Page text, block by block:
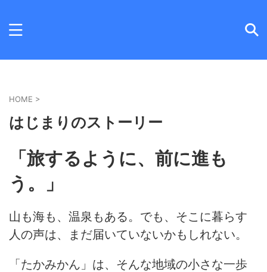
HOME >
はじまりのストーリー
「旅するように、前に進も
う。」
山も海も、温泉もある。でも、そこに暮らす
人の声は、まだ届いていないかもしれない。
「たかみかん」は、そんな地域の小さな一歩